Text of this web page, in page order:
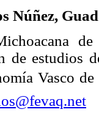
Núñez,
de estudios
Vasco